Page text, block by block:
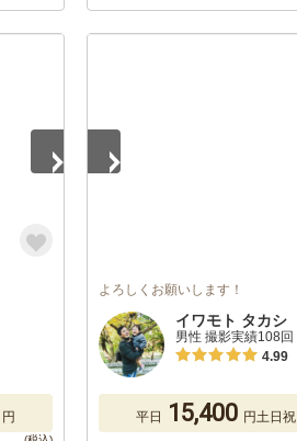
円
よろしくお願いします！
イワモト タカシ
男性 撮影実績108回
4.99
平日 15,400 円土日祝